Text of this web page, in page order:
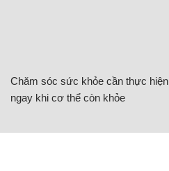
Chăm sóc sức khỏe cần thực hiện
ngay khi cơ thể còn khỏe